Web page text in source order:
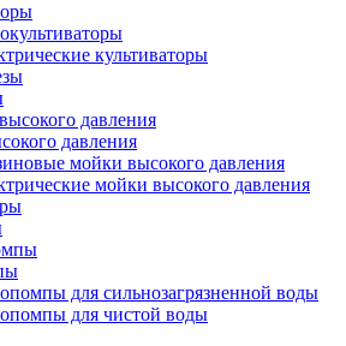
культиваторы
давления
мойки высокого давления
мойки высокого давления
для сильнозагрязненной воды
для чистой воды